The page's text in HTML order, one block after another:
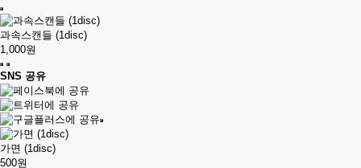
과속스캔들 (1disc)
1,000원
SNS 공유
가면 (1disc)
500원